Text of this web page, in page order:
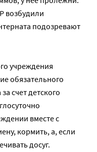
возбудили
подозревают
учреждения
обязательного
счет детского
вместе с
кормить, а, если
досуг.